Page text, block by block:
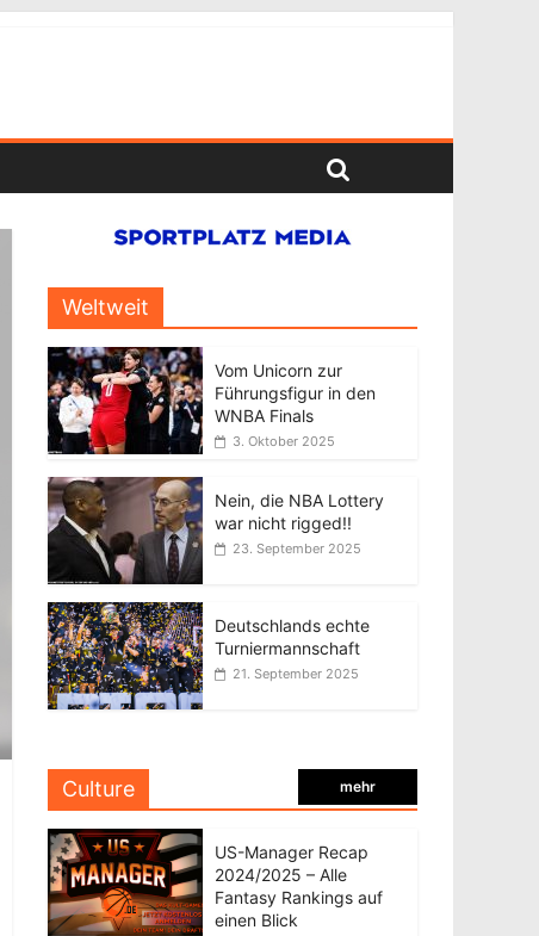
Weltweit
Vom Unicorn zur
Führungsfigur in den
WNBA Finals
3. Oktober 2025
Nein, die NBA Lottery
war nicht rigged!!
23. September 2025
Deutschlands echte
Turniermannschaft
21. September 2025
Culture mehr
US-Manager Recap
2024/2025 – Alle
Fantasy Rankings auf
einen Blick